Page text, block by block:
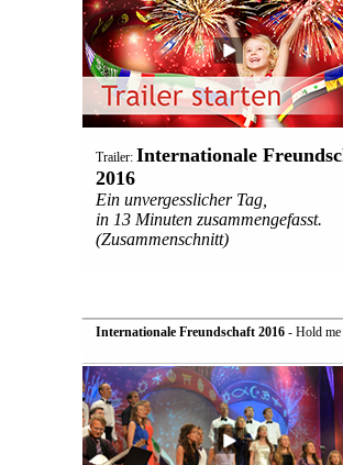
Trailer: Internationale
2016
Ein unvergesslicher Tag,
in 13 Minuten zusammengefasst.
(Zusammenschnitt)
Internationale Freundschaft 2016- Hold me